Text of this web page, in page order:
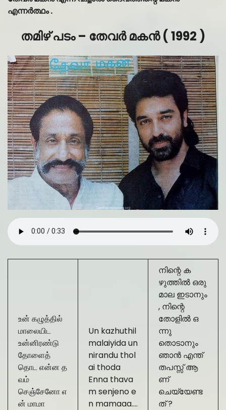
എന്നർത്ഥം .
തമിഴ് പടം – തേവർ മകൻ( 1992 )
உன் கழுத்தில்
மாலையிட
உன்னிரண்டு
தோளைத்
தொட என்ன த
வம்
செஞ்சேனோ எ
ன் மாமா
Un kazhuthil
malaiyida un
nirandu thol
ai thoda
Enna thava
m senjeno e
n mamaaa….
നിന്റെ ക
ഴുത്തിൽ ഒരു
മാല ഇടാനും
, നിന്റെ
തോളിൽ ഒ
ന്നു
തൊടാനും
ഞാൻ എന്ത്
തപസ്സ് ആ
ണ്
ചെയ്യേണ്ട
ത് ?